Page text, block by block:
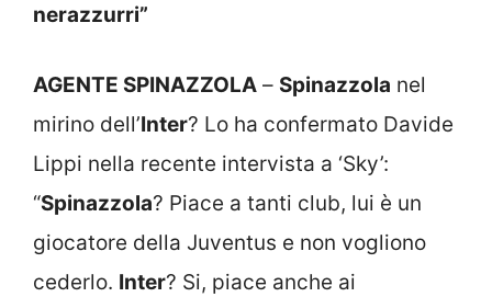
nerazzurri”
AGENTE SPINAZZOLA – Spinazzola nel
mirino dell’Inter? Lo ha confermato Davide
Lippi nella recente intervista a ‘Sky’:
“Spinazzola? Piace a tanti club, lui è un
giocatore della Juventus e non vogliono
cederlo. Inter? Si, piace anche ai